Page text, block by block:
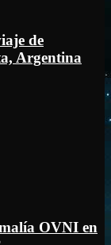
de
Argentina
OVNI en